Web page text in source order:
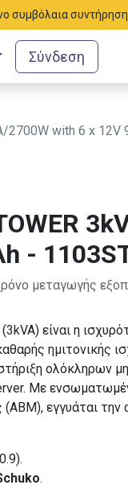
συμβόλαια
Σύνδεση
2700W with 6 x 12V
-
μεταγωγής
είναι η
ημιτονικής
ολόκληρων
Με
εγγυάται την
.